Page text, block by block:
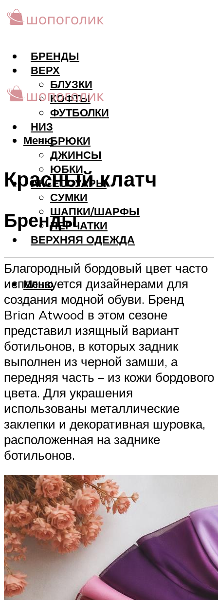
БРЕНДЫ
ВЕРХ
БЛУЗКИ
КОФТЫ
ФУТБОЛКИ
НИЗ
БРЮКИ
ДЖИНСЫ
ЮБКИ
АКCЕССУАРЫ
СУМКИ
ШАПКИ/ШАРФЫ
ПЕРЧАТКИ
ВЕРХНЯЯ ОДЕЖДА
Меню
Меню
Красный клатч
Бренды
Благородный бордовый цвет часто
используется дизайнерами для
создания модной обуви. Бренд
Brian Atwood в этом сезоне
представил изящный вариант
ботильонов, в которых задник
выполнен из черной замши, а
передняя часть – из кожи бордового
цвета. Для украшения
использованы металлические
заклепки и декоративная шуровка,
расположенная на заднике
ботильонов.